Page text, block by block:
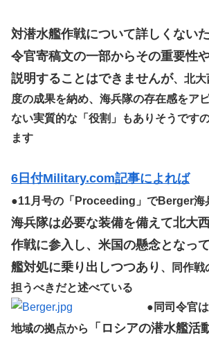
対潜水艦作戦について詳しくない
令官寄稿文の一部からその重要性
説明することはできませんが、北大
度の成果を納め、海兵隊の存在感をア
ない実質的な「役割」もありそうです
ます
6日付Military.com記事によれば
●11月号の「Proceeding」でBerger海
海兵隊は必要な装備を備えて北大
作戦に参入し、米国の懸念となっ
艦対処に乗り出しつつあり 、同作戦
担うべきだと述べている
● 同司令官
地域の拠点から
「ロシアの潜水艦活